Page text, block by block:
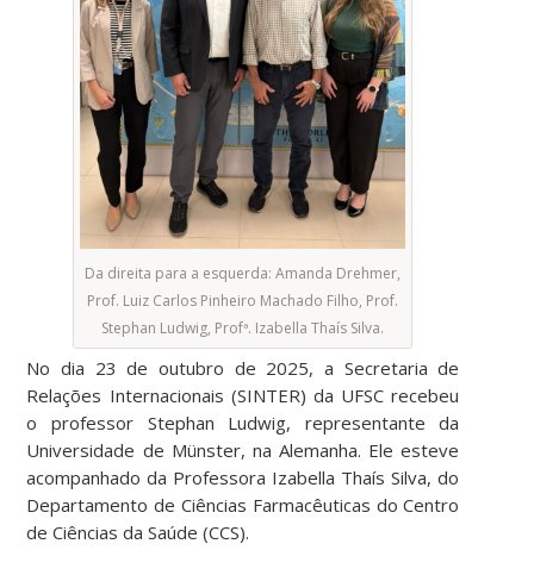
Da direita para a esquerda: Amanda Drehmer,
Prof. Luiz Carlos Pinheiro Machado Filho, Prof.
Stephan Ludwig, Profª. Izabella Thaís Silva.
No dia 23 de outubro de 2025, a Secretaria de
Relações Internacionais (SINTER) da UFSC recebeu
o professor Stephan Ludwig, representante da
Universidade de Münster, na Alemanha. Ele esteve
acompanhado da Professora Izabella Thaís Silva, do
Departamento de Ciências Farmacêuticas do Centro
de Ciências da Saúde (CCS).